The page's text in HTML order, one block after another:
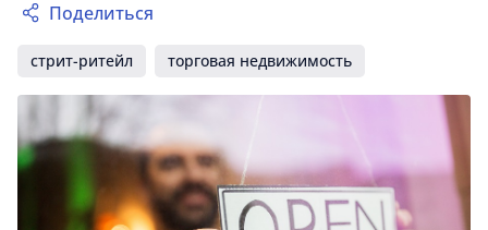
Поделиться
стрит-ритейл торговая недвижимость